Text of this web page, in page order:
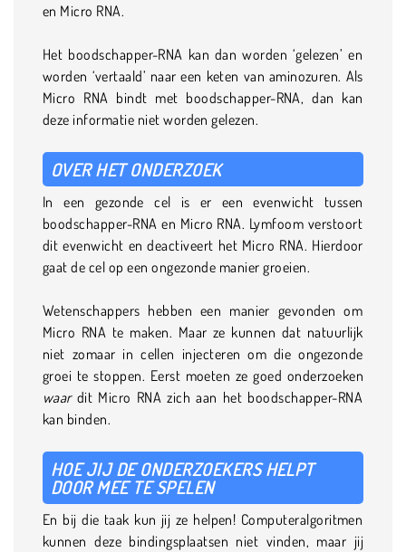
en Micro RNA.
Het boodschapper-RNA kan dan worden ‘gelezen’ en
worden ‘vertaald’ naar een keten van aminozuren. Als
Micro RNA bindt met boodschapper-RNA, dan kan
deze informatie niet worden gelezen.
OVER HET ONDERZOEK
In een gezonde cel is er een evenwicht tussen
boodschapper-RNA en Micro RNA. Lymfoom verstoort
dit evenwicht en deactiveert het Micro RNA. Hierdoor
gaat de cel op een ongezonde manier groeien.
Wetenschappers hebben een manier gevonden om
Micro RNA te maken. Maar ze kunnen dat natuurlijk
niet zomaar in cellen injecteren om die ongezonde
groei te stoppen. Eerst moeten ze goed onderzoeken
waardit Micro RNA zich aan het boodschapper-RNA
kan binden.
HOE JIJ DE ONDERZOEKERS HELPT
DOOR MEE TE SPELEN
En bij die taak kun jij ze helpen! Computeralgoritmen
kunnen deze bindingsplaatsen niet vinden, maar jij